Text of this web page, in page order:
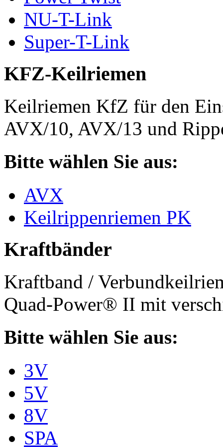
NU-T-Link
Super-T-Link
KFZ-Keilriemen
Keilriemen KfZ für den
AVX/10, AVX/13 und
Bitte wählen Sie aus:
AVX
Keilrippenriemen PK
Kraftbänder
Kraftband /
Quad-Power® II mit
Bitte wählen Sie aus:
3V
5V
8V
SPA